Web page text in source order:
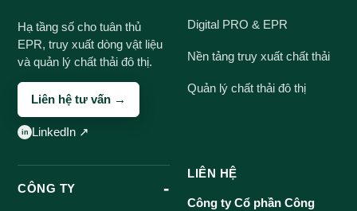
Hạ tầng số cho tuân thủ
EPR, truy xuất dòng vật liệu
và quản lý chất thải đô thị.
Liên hệ tư vấn →
LinkedIn ↗
Digital PRO & EPR
Nền tảng truy xuất chất thải
Quản lý chất thải đô thị
CÔNG TY
LIÊN HỆ
Công ty Cổ phần Công